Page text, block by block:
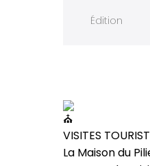
Édition
VISITES
La Maison du